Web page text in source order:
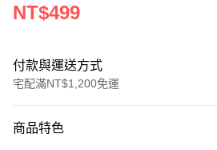
NT$499
付款與運送方式
宅配滿NT$1,200免運
信用卡一次付款
商品特色